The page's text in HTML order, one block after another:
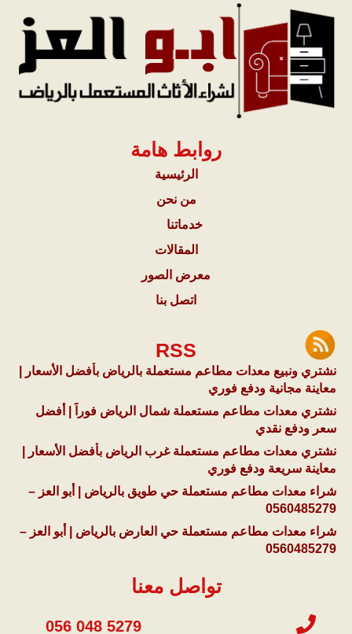
روابط هامة
الرئيسية
من نحن
خدماتنا
المقالات
معرض الصور
اتصل بنا
RSS
نشتري ونبيع معدات مطاعم مستعملة بالرياض بأفضل الأسعار |
معاينة مجانية ودفع فوري
نشتري معدات مطاعم مستعملة شمال الرياض فوراً | أفضل
سعر ودفع نقدي
نشتري معدات مطاعم مستعملة غرب الرياض بأفضل الأسعار |
معاينة سريعة ودفع فوري
شراء معدات مطاعم مستعملة حي طويق بالرياض | أبو العز –
0560485279
شراء معدات مطاعم مستعملة حي العارض بالرياض | أبو العز –
0560485279
تواصل معنا
056 048 5279